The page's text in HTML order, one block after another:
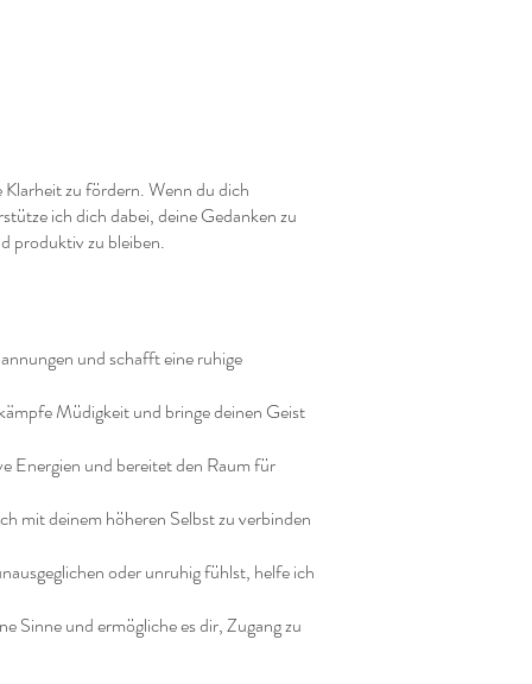
zu fördern. Wenn du dich
ich dich dabei, deine Gedanken zu
produktiv zu bleiben.
und schafft eine ruhige
Müdigkeit und bringe deinen Geist
Energien und bereitet den Raum für
mit deinem höheren Selbst zu verbinden
oder unruhig fühlst, helfe ich
Sinne und ermögliche es dir, Zugang zu